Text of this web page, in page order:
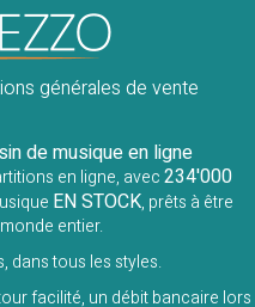
générales de vente
de musique en ligne
en ligne, avec234'000
EN STOCK, prêts à être
entier.
dans tous les styles.
facilité, un débit bancaire lors